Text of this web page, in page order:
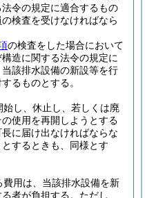
令の規定に適合するもの
検査を受けなければなら
の検査をした場合において
造に関する法令の規定に
該排水設備の新設等を行
るものとする。
し、休止し、若しくは廃
使用を再開しようとする
に届け出なければならな
するときも、同様とす
用は、当該排水設備を新
者が負担する。 ただし、